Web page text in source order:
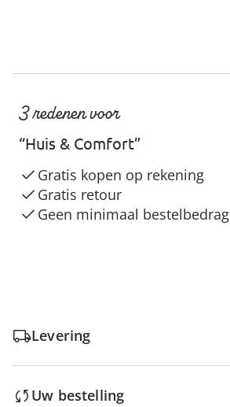
3 redenen voor
“Huis & Comfort”
Gratis kopen op rekening
Gratis retour
Geen minimaal bestelbedrag
Levering
Uw bestelling